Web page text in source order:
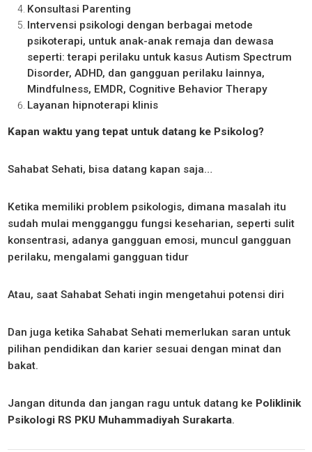
Konsultasi Parenting
Intervensi psikologi dengan berbagai metode
psikoterapi, untuk anak-anak remaja dan dewasa
seperti: terapi perilaku untuk kasus Autism Spectrum
Disorder, ADHD, dan gangguan perilaku lainnya,
Mindfulness, EMDR, Cognitive Behavior Therapy
Layanan hipnoterapi klinis
Kapan waktu yang tepat untuk datang ke Psikolog?
Sahabat Sehati, bisa datang kapan saja…
Ketika memiliki problem psikologis, dimana masalah itu
sudah mulai mengganggu fungsi keseharian, seperti sulit
konsentrasi, adanya gangguan emosi, muncul gangguan
perilaku, mengalami gangguan tidur
Atau, saat Sahabat Sehati ingin mengetahui potensi diri
Dan juga ketika Sahabat Sehati memerlukan saran untuk
pilihan pendidikan dan karier sesuai dengan minat dan
bakat.
Jangan ditunda dan jangan ragu untuk datang ke Poliklinik
Psikologi RS PKU Muhammadiyah Surakarta.